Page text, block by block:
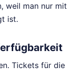
weil man nur mit
ist.
Tickets für die